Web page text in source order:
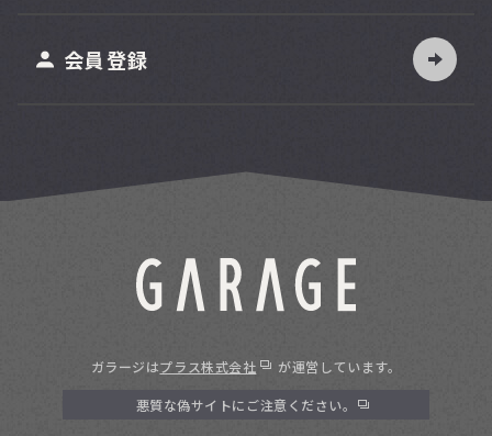
会員登録
ガラージはプラス株式会社 が運営しています。
悪質な偽サイトにご注意ください。